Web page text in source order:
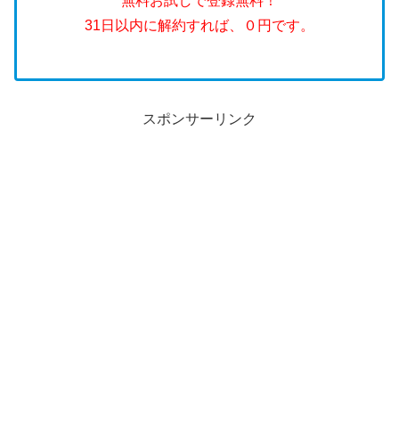
31日以内に解約すれば、０円です。
スポンサーリンク